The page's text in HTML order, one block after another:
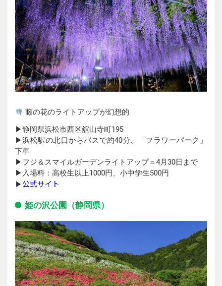
藤の花のライトアップが幻想的
▶︎静岡県浜松市西区舘山寺町195
▶︎浜松駅の北口からバスで約40分、「フラワーパーク」
下車
▶︎フジ＆スマイルガーデンライトアップ＝4月30日まで
▶︎入場料：高校生以上1000円、小中学生500円
▶︎ 公式サイト
姫の沢公園（静岡県）